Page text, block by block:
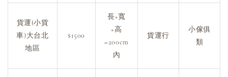
貨運(小貨
車)大台北
地區
$1500
長+寬
+高
=200cm
內
貨運行
小傢俱
類